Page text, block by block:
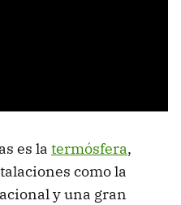
es la termósfera,
como la
y una gran